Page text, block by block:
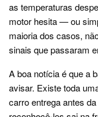
as temperaturas
motor hesita — ou
maioria dos casos,
sinais que passaram
A boa notícia é que a
avisar. Existe toda
carro entrega antes